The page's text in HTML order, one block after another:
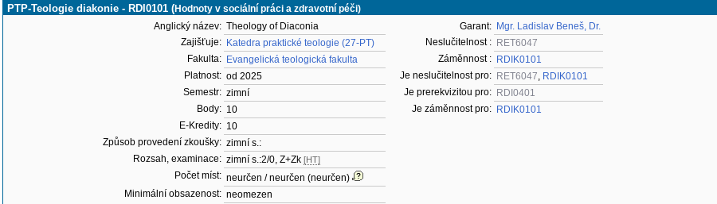
PTP-Teologie diakonie - RDI0101 (Hodnoty v sociální práci a zdravotní péči)
Anglický název: Theology of Diaconia
Zajišťuje: Katedra praktické teologie (27-PT)
Fakulta: Evangelická teologická fakulta
Platnost: od 2025
Semestr: zimní
Body: 10
E-Kredity: 10
Způsob provedení zkoušky: zimní s.:
Rozsah, examinace: zimní s.:2/0, Z+Zk [HT]
Počet míst: neurčen / neurčen (neurčen)
Minimální obsazenost: neomezen
Garant: Mgr. Ladislav Beneš, Dr.
Neslučitelnost : RET6047
Záměnnost : RDIK0101
Je neslučitelnost pro: RET6047, RDIK0101
Je prerekvizitou pro: RDI0401
Je záměnnost pro: RDIK0101